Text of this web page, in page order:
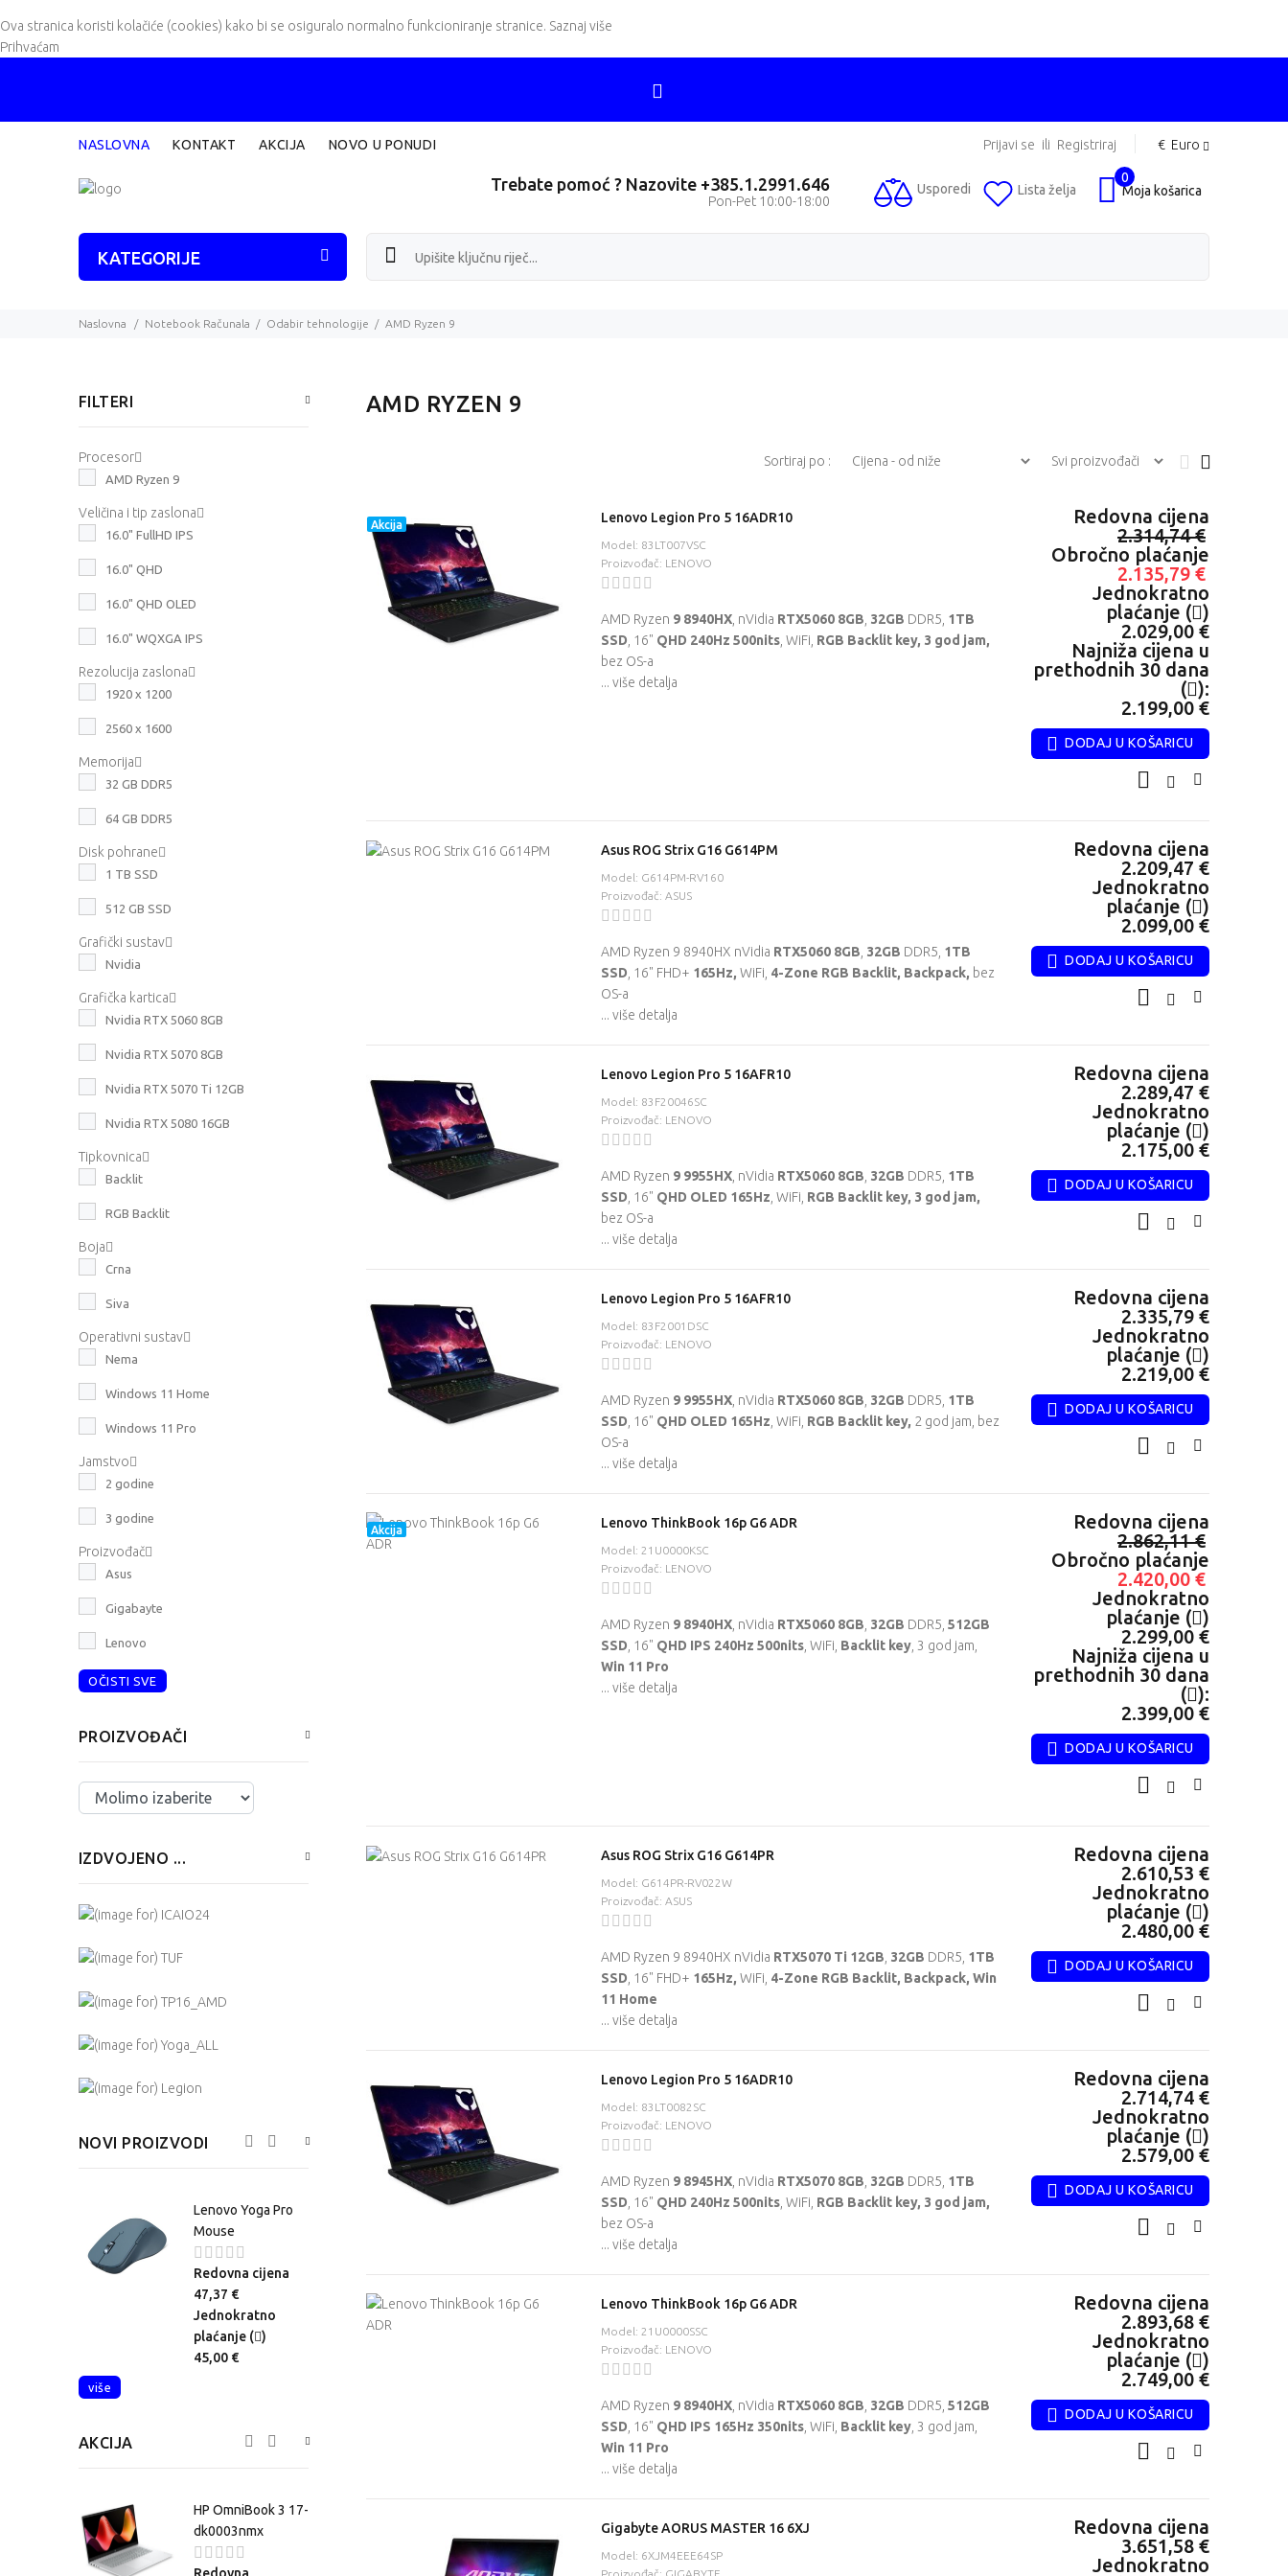
Ova stranica koristi kolačiće (cookies) kako bi se osiguralo normalno funkcioniranje stranice. Saznaj više
Prihvaćam
NASLOVNA KONTAKT AKCIJA NOVO U PONUDI Prijavi se ili Registriraj € Euro
Trebate pomoć ? Nazovite +385.1.2991.646
Pon-Pet 10:00-18:00
Usporedi Lista želja Moja košarica
0
KATEGORIJE
Naslovna Notebook Računala Odabir tehnologije AMD Ryzen 9
AMD RYZEN 9
Sortiraj po :
Akcija Lenovo Legion Pro 5 16ADR10
Model: 83LT007VSC
Proizvođač: LENOVO
AMD Ryzen 9 8940HX , nVidia RTX5060 8GB 32GB DDR5, 1TB
SSD , 16" QHD 240Hz 500nits , WiFi, RGB Backlit key, 3 god jam,
bez OS-a
... više detalja
Redovna cijena
2.314,74 €
Obročno plaćanje
2.135,79 €
Jednokratno
plaćanje ( )
2.029,00 €
Najniža cijena u
prethodnih 30 dana
( ):
2.199,00 €
DODAJ U KOŠARICU
Asus ROG Strix G16 G614PM
Model: G614PM-RV160
Proizvođač: ASUS
AMD Ryzen 9 8940HX nVidia RTX5060 8GB 32GB DDR5, 1TB
SSD , 16" FHD+ 165Hz, WiFi, 4-Zone RGB Backlit, Backpack, bez
OS-a
... više detalja
Redovna cijena
2.209,47 €
Jednokratno
plaćanje ( )
2.099,00 €
DODAJ U KOŠARICU
Lenovo Legion Pro 5 16AFR10
Model: 83F20046SC
Proizvođač: LENOVO
AMD Ryzen 9 9955HX , nVidia RTX5060 8GB 32GB DDR5, 1TB
SSD , 16" QHD OLED 165Hz , WiFi, RGB Backlit key, 3 god jam,
bez OS-a
... više detalja
Redovna cijena
2.289,47 €
Jednokratno
plaćanje ( )
2.175,00 €
DODAJ U KOŠARICU
Lenovo Legion Pro 5 16AFR10
Model: 83F2001DSC
Proizvođač: LENOVO
AMD Ryzen 9 9955HX , nVidia RTX5060 8GB 32GB DDR5, 1TB
SSD , 16" QHD OLED 165Hz , WiFi, RGB Backlit key, 2 god jam, bez
OS-a
... više detalja
Redovna cijena
2.335,79 €
Jednokratno
plaćanje ( )
2.219,00 €
DODAJ U KOŠARICU
Akcija Lenovo ThinkBook 16p G6 ADR
Model: 21U0000KSC
Proizvođač: LENOVO
AMD Ryzen 9 8940HX , nVidia RTX5060 8GB 32GB DDR5, 512GB
SSD , 16" QHD IPS 240Hz 500nits , WiFi, Backlit key , 3 god jam,
Win 11 Pro
... više detalja
Redovna cijena
2.862,11 €
Obročno plaćanje
2.420,00 €
Jednokratno
plaćanje ( )
2.299,00 €
Najniža cijena u
prethodnih 30 dana
( ):
2.399,00 €
DODAJ U KOŠARICU
Asus ROG Strix G16 G614PR
Model: G614PR-RV022W
Proizvođač: ASUS
AMD Ryzen 9 8940HX nVidia RTX5070 Ti 12GB 32GB DDR5, 1TB
SSD , 16" FHD+ 165Hz, WiFi, 4-Zone RGB Backlit, Backpack, Win
11 Home
... više detalja
Redovna cijena
2.610,53 €
Jednokratno
plaćanje ( )
2.480,00 €
DODAJ U KOŠARICU
Lenovo Legion Pro 5 16ADR10
Model: 83LT0082SC
Proizvođač: LENOVO
AMD Ryzen 9 8945HX , nVidia RTX5070 8GB 32GB DDR5, 1TB
SSD , 16" QHD 240Hz 500nits , WiFi, RGB Backlit key, 3 god jam,
bez OS-a
... više detalja
Redovna cijena
2.714,74 €
Jednokratno
plaćanje ( )
2.579,00 €
DODAJ U KOŠARICU
Lenovo ThinkBook 16p G6 ADR
Model: 21U0000SSC
Proizvođač: LENOVO
AMD Ryzen 9 8940HX , nVidia RTX5060 8GB 32GB DDR5, 512GB
SSD , 16" QHD IPS 165Hz 350nits , WiFi, Backlit key , 3 god jam,
Win 11 Pro
... više detalja
Redovna cijena
2.893,68 €
Jednokratno
plaćanje ( )
2.749,00 €
DODAJ U KOŠARICU
Gigabyte AORUS MASTER 16 6XJ
Model: 6XJM4EEE64SP
Redovna cijena
3.651,58 €
Jednokratno
FILTERI
Procesor
AMD Ryzen 9
Veličina i tip zaslona
16.0" FullHD IPS
16.0" QHD
16.0" QHD OLED
16.0" WQXGA IPS
Rezolucija zaslona
1920 x 1200
2560 x 1600
Memorija
32 GB DDR5
64 GB DDR5
Disk pohrane
1 TB SSD
512 GB SSD
Grafički sustav
Nvidia
Grafička kartica
Nvidia RTX 5060 8GB
Nvidia RTX 5070 8GB
Nvidia RTX 5070 Ti 12GB
Nvidia RTX 5080 16GB
Tipkovnica
Backlit
RGB Backlit
Boja
Crna
Siva
Operativni sustav
Nema
Windows 11 Home
Windows 11 Pro
Jamstvo
2 godine
3 godine
Proizvođač
Asus
Gigabayte
Lenovo
PROIZVOĐAČI
Izaberite ...
IZDVOJENO ...
NOVI PROIZVODI
Lenovo Yoga Pro
Mouse
Redovna cijena
47,37 €
Jednokratno
plaćanje ( )
45,00 €
HP OmniStudio AiO
Redovna cijena
946,32 €
HP OmniStudio AiO
Redovna cijena
1.198,95 €
plaćanje (
1.139,00 €
HP OmniStudio AiO
Redovna cijena
HP EliteBook 6 G2i
Redovna cijena
2.314,74 €
Jednokratno
plaćanje ( )
2.199,00 €
više
AKCIJA
HP OmniBook 3 17-
dk0003nmx
15AGP11
21M